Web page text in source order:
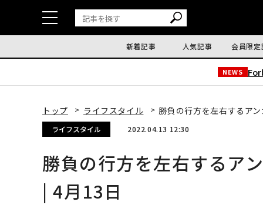
新着記事 人気記事 会員限定
NEWS
トップ ライフスタイル 勝負の行方を左右するア
ライフスタイル 2022.04.13 12:30
勝負の行方を左右するア
| 4月13日